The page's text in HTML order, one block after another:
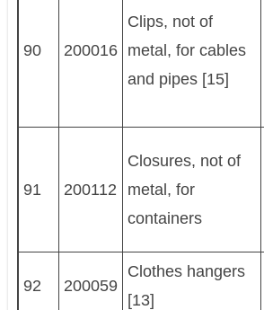
90 200016
Clips, not of
metal, for cables
and pipes [15]
91 200112
Closures, not of
metal, for
containers
92 200059
Clothes hangers
[13]